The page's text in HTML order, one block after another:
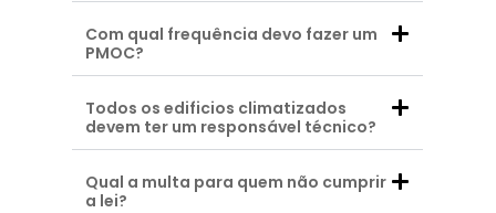
Com qual frequência devo fazer um
PMOC?
Todos os edificios climatizados
devem ter um responsável técnico?
Qual a multa para quem não cumprir
a lei?